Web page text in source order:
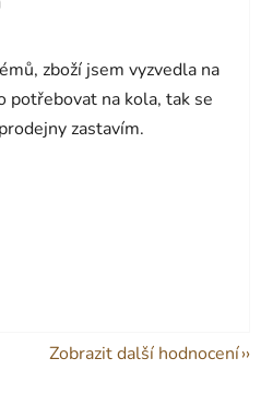
hvězdiček.
zboží jsem vyzvedla na
potřebovat na kola, tak se
zastavím.
hvězdiček.
hvězdiček.
Zobrazit další hodnocení